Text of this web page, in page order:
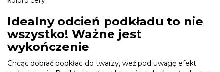
Idealny odcień podkładu to nie
wszystko! Ważne jest
wykończenie
Chcąc dobrać podkład do twarzy, weź pod uwagę efekt